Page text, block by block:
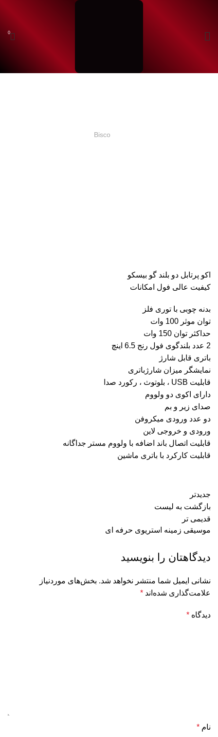
0
Bisco
اکو پرتابل دو بلند گو بیسکو
کیفیت عالی فول امکانات
بدنه چوبی با توری فلز
توان موثر 100 وات
حداکثر توان 150 وات
2 عدد بلندگوی فول رنج 6.5 اینچ
باتری قابل شارژ
نمایشگر میزان شارژباتری
قابلیت USB ، بلوتوث ، رکورد صدا
دارای اکوی دو ولووم
صدای زیر و بم
دو عدد ورودی میکروفن
ورودی و خروجی لاین
قابلیت اتصال باند اضافه با ولووم مستر جداگانه
قابلیت کارکرد با باتری ماشین
جدیدتر
بازگشت به لیست
قدیمی تر
موسیقی زمینه استریوی حرفه ای
دیدگاهتان را بنویسید
نشانی ایمیل شما منتشر نخواهد شد. بخش‌های موردنیاز
علامت‌گذاری شده‌اند *
دیدگاه *
نام *